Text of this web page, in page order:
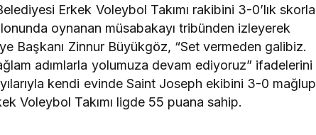
Erkek Voleybol Takımı rakibini 3-0’lık skorla
oynanan müsabakayı tribünden izleyerek
Başkanı Zinnur Büyükgöz, “Set vermeden galibiz.
adımlarla yolumuza devam ediyoruz” ifadelerini
kendi evinde Saint Joseph ekibini 3-0 mağlup
Voleybol Takımı ligde 55 puana sahip.